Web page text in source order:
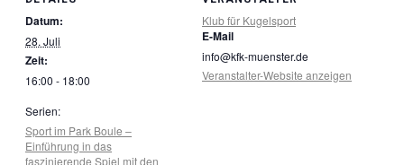
Datum:
28. Juli
Zeit:
16:00 - 18:00
Serien:
Sport im Park Boule –
Einführung in das
faszinierende Spiel mit den
Klub für Kugelsport
E-Mail
info@kfk-muenster.de
Veranstalter-Website anzeigen